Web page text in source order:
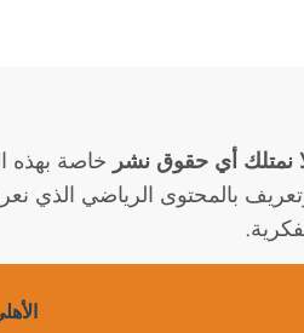
نمتلك أي حقوق نشر خاصة بهذه
بالمحتوى الرياضي الذي